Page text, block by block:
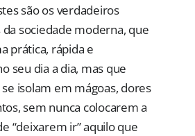
são os verdadeiros
sociedade moderna, que
prática, rápida e
seu dia a dia, mas que
isolam em mágoas, dores
sem nunca colocarem a
“deixarem ir” aquilo que